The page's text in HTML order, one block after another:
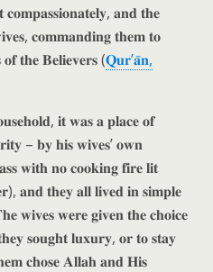
𝐜𝐨𝐦𝐩𝐚𝐬𝐬𝐢𝐨𝐧𝐚𝐭𝐞𝐥𝐲, 𝐚𝐧𝐝 𝐭𝐡𝐞
𝐜𝐨𝐦𝐦𝐚𝐧𝐝𝐢𝐧𝐠 𝐭𝐡𝐞𝐦 𝐭𝐨
𝐭𝐡𝐞 𝐁𝐞𝐥𝐢𝐞𝐯𝐞𝐫𝐬 (𝐐𝐮𝐫’𝐚̄𝐧,
𝐢𝐭 𝐰𝐚𝐬 𝐚 𝐩𝐥𝐚𝐜𝐞 𝐨𝐟
– 𝐛𝐲 𝐡𝐢𝐬 𝐰𝐢𝐯𝐞𝐬’ 𝐨𝐰𝐧
𝐰𝐢𝐭𝐡 𝐧𝐨 𝐜𝐨𝐨𝐤𝐢𝐧𝐠 𝐟𝐢𝐫𝐞 𝐥𝐢𝐭
𝐚𝐧𝐝 𝐭𝐡𝐞𝐲 𝐚𝐥𝐥 𝐥𝐢𝐯𝐞𝐝 𝐢𝐧 𝐬𝐢𝐦𝐩𝐥𝐞
𝐰𝐢𝐯𝐞𝐬 𝐰𝐞𝐫𝐞 𝐠𝐢𝐯𝐞𝐧 𝐭𝐡𝐞 𝐜𝐡𝐨𝐢𝐜𝐞
𝐬𝐨𝐮𝐠𝐡𝐭 𝐥𝐮𝐱𝐮𝐫𝐲, 𝐨𝐫 𝐭𝐨 𝐬𝐭𝐚𝐲
𝐜𝐡𝐨𝐬𝐞 𝐀𝐥𝐥𝐚𝐡 𝐚𝐧𝐝 𝐇𝐢𝐬